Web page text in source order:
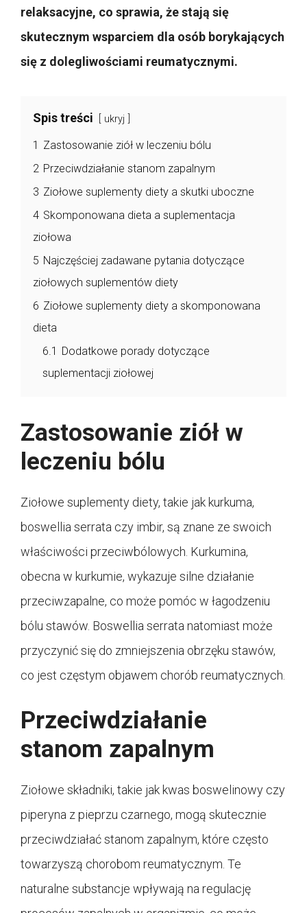
relaksacyjne, co sprawia, że stają się
skutecznym wsparciem dla osób borykających
się z dolegliwościami reumatycznymi.
Spis treści ukryj
1 Zastosowanie ziół w leczeniu bólu
2 Przeciwdziałanie stanom zapalnym
3 Ziołowe suplementy diety a skutki uboczne
4 Skomponowana dieta a suplementacja
ziołowa
5 Najczęściej zadawane pytania dotyczące
ziołowych suplementów diety
6 Ziołowe suplementy diety a skomponowana
dieta
6.1 Dodatkowe porady dotyczące
suplementacji ziołowej
Zastosowanie ziół w
leczeniu bólu
Ziołowe suplementy diety, takie jak kurkuma,
boswellia serrata czy imbir, są znane ze swoich
właściwości przeciwbólowych. Kurkumina,
obecna w kurkumie, wykazuje silne działanie
przeciwzapalne, co może pomóc w łagodzeniu
bólu stawów. Boswellia serrata natomiast może
przyczynić się do zmniejszenia obrzęku stawów,
co jest częstym objawem chorób reumatycznych.
Przeciwdziałanie
stanom zapalnym
Ziołowe składniki, takie jak kwas boswelinowy czy
piperyna z pieprzu czarnego, mogą skutecznie
przeciwdziałać stanom zapalnym, które często
towarzyszą chorobom reumatycznym. Te
naturalne substancje wpływają na regulację